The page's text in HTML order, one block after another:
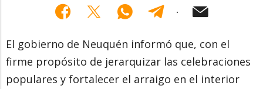
El gobierno de Neuquén informó que, con el
firme propósito de jerarquizar las celebraciones
populares y fortalecer el arraigo en el interior